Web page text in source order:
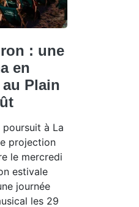
: une
en
Plain
poursuit à La
projection
le mercredi
estivale
journée
les 29